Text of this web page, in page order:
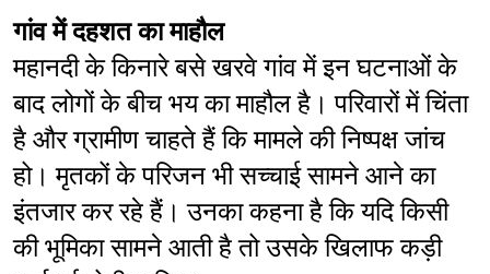
गांव में दहशत का माहौल
महानदी के किनारे बसे खरवे गांव में इन घटनाओं के
बाद लोगों के बीच भय का माहौल है। परिवारों में चिंता
है और ग्रामीण चाहते हैं कि मामले की निष्पक्ष जांच
हो। मृतकों के परिजन भी सच्चाई सामने आने का
इंतजार कर रहे हैं। उनका कहना है कि यदि किसी
की भूमिका सामने आती है तो उसके खिलाफ कड़ी